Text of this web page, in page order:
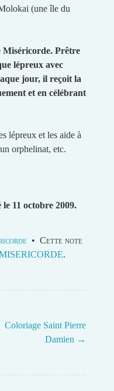
(une île du
Miséricorde. Prêtre
lépreux avec
jour, il reçoit la
et en célébrant
lépreux et les aide à
orphelinat, etc.
11 octobre 2009.
• Cette note
.
Coloriage Saint Pierre
Damien →